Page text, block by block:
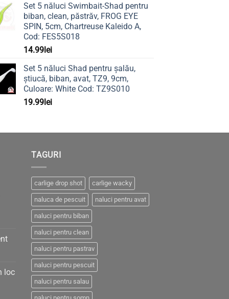
Set 5 năluci Swimbait-Shad pentru
biban, clean, păstrăv, FROG EYE
SPIN, 5cm, Chartreuse Kaleido A,
Cod: FES5S018
14.99lei
Set 5 năluci Shad pentru șalău,
știucă, biban, avat, TZ9, 9cm,
Culoare: White Cod: TZ9S010
19.99lei
loc
TAGURI
carlige drop shot carlige wacky
naluca de pescuit naluci pentru avat
naluci pentru biban
naluci pentru clean
naluci pentru pastrav
naluci pentru pescuit
naluci pentru salau